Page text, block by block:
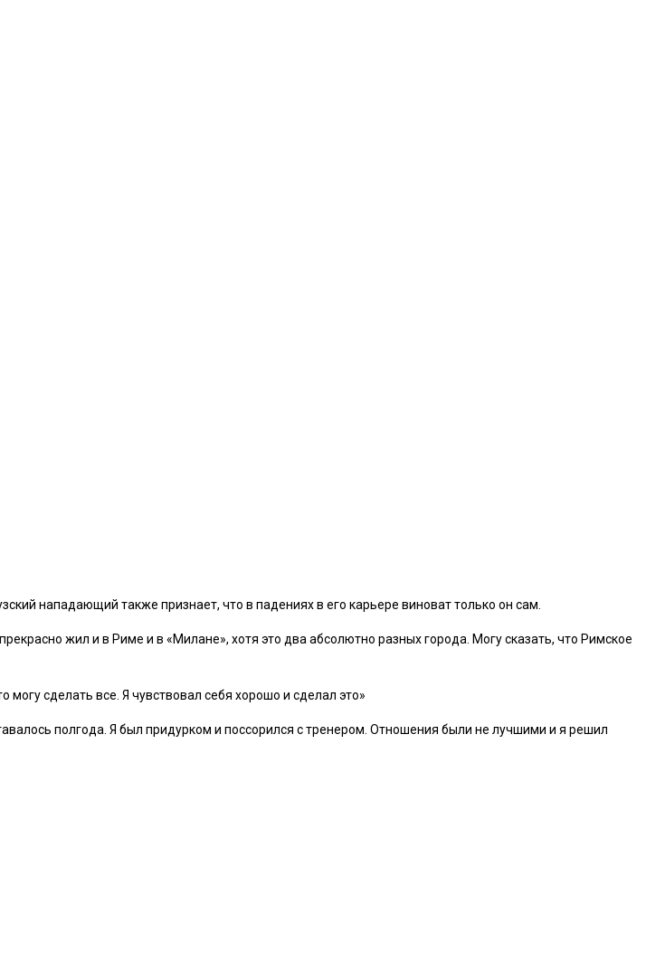
нападающий также признает, что в падениях в его карьере виноват только он сам.
жил и в Риме и в «Милане», хотя это два абсолютно разных города. Могу сказать, что Римское
сделать все. Я чувствовал себя хорошо и сделал это»
полгода. Я был придурком и поссорился с тренером. Отношения были не лучшими и я решил